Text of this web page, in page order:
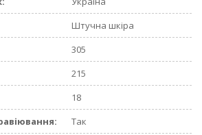
Штучна шкіра
305
215
18
Так